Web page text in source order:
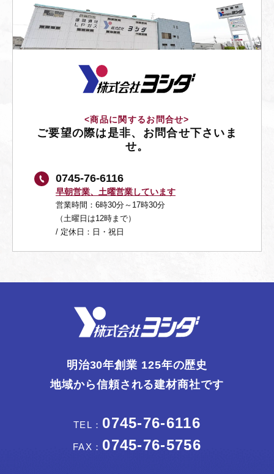
<商品に関するお問合せ>
ご要望の際は是非、お問合せ下さいま
せ。
0745-76-6116
早朝営業、土曜営業しています
営業時間：6時30分～17時30分
（土曜日は12時まで）
/ 定休日：日・祝日
明治30年創業 125年の歴史
地域から信頼される建材商社です
TEL： 0745-76-6116
FAX： 0745-76-5756